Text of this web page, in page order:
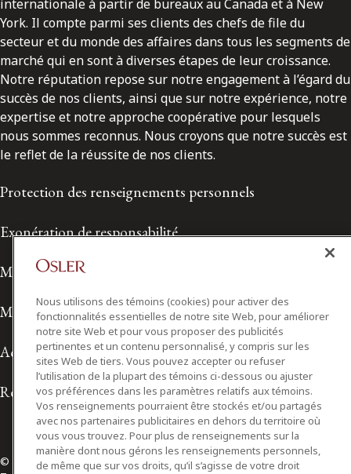
internationale à partir de bureaux au Canada et à New
York. Il compte parmi ses clients des chefs de file du
secteur et du monde des affaires dans tous les segments de
marché qui en sont à diverses étapes de leur croissance.
Notre réputation repose sur notre engagement à l’égard du
succès de nos clients, ainsi que sur notre expérience, notre
expertise et notre approche coopérative pour lesquels
nous sommes reconnus. Nous croyons que notre succès est
le reflet de la réussite de nos clients.
Protection des renseignements personnels
Exonération de responsabilité
Modalités de prestation de services
Modalités d'utilisation
Accessibilité
Relations avec les médias
© 2026 Osler, Hoskin & Harcourt S.E.N.C.R.L./s.r.l.
Nous utilisons des témoins (cookies) pour activer des
fonctionnalités essentielles de notre site Web, pour améliorer
notre site Web et pour vous proposer des publicités
pertinentes et un contenu personnalisé, y compris sur les
sites Web de tiers. Vous pouvez accepter ou refuser
l’utilisation de la plupart des témoins ci-dessous ou ajuster
vos préférences dans les paramètres relatifs aux témoins.
Vos renseignements pourraient être stockés et/ou partagés
avec nos partenaires publicitaires en dehors du territoire où
vous vous trouvez. Pour plus de renseignements sur la
manière dont nous gérons les renseignements personnels,
de même que sur vos droits, qu’il s’agisse de votre droit